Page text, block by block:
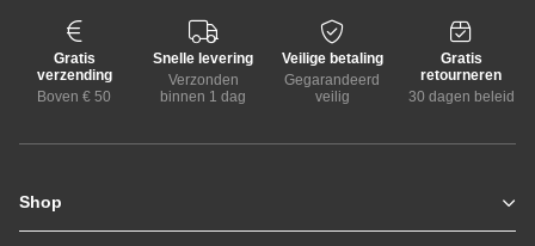
Gratis
verzending
Boven € 50
Snelle levering
Verzonden
binnen 1 dag
Veilige betaling
Gegarandeerd
veilig
Gratis
retourneren
30 dagen beleid
Shop
Zomerjassen